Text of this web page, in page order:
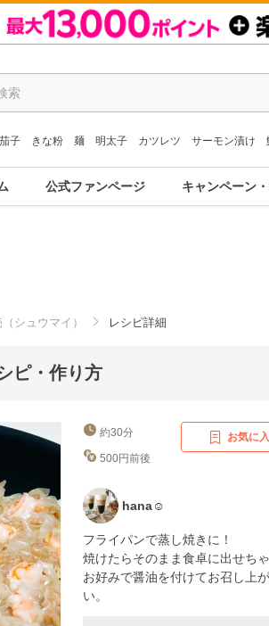
子 きな粉 麺 明太子 カツレツ サーモン漬け
公式ファンページ キャンペーン
シュウマイ） レシピ詳細
ピ・作り方
約30分
500円前後
お気に
hana☺︎
フライパンで蒸し焼きに！
焼けたらそのまま食卓に出せち
お好みで醤油を付けてお召し上
い。